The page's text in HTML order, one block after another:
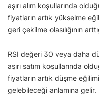
aşırı alım koşullarında
fiyatların artık yükselme
geri çekilme olasılığının
RSI değeri 30 veya daha
aşırı satım koşullarında
fiyatların artık düşme
gelebileceği anlamına gelir.